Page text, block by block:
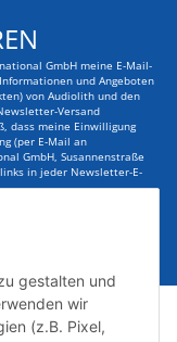
gestalten und
wir
(z.B. Pixel,
GmbH meine E-Mail-
und Angeboten
von Audiolith und den
Versand
dass meine Einwilligung
(per E-Mail an
GmbH, Susannenstraße
in jeder Newsletter-E-